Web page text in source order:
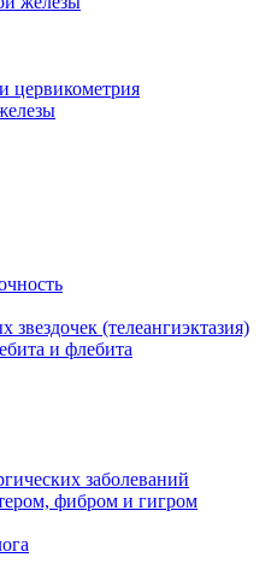
цервикометрия
звездочек (телеангиэктазия)
и флебита
заболеваний
фибром и гигром